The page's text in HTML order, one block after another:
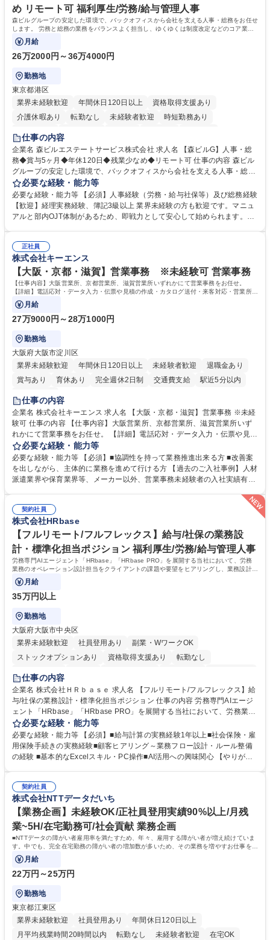
め リモート可 福利厚生/労務/給与管理人事
森ビルグループの安定した環境で、バックオフィスから会社を支える人事・総務をお任せ
します。 労務と総務の業務をバランスよく担当し、ゆくゆくは制度改定などのコア業務
にも挑戦できる、やりがいある環境です。
月給
26万2000円～36万4000円
勤務地
東京都港区
業界未経験歓迎
年間休日120日以上
資格取得支援あり
介護休暇あり
転勤なし 未経験者歓迎
時短勤務あり
経験者歓迎
完全週休2日制
交通費支給 長期歓迎 駅近5分以内 土日祝休み
仕事の内容
企業名 森ビルエステートサービス株式会社 求人名 【森ビルG】人事・総
務◆賞与5ヶ月◆年休120日◆残業少なめ◆リモート可 仕事の内容 森ビル
グループの安定した環境で、バックオフィスから会社を支える人事・総務
をお任せします。 労務と総務の業務をバランスよく担当し、ゆくゆくは制
度改定などのコア業務にも挑戦できる、やりがいある環境です。 ■勤怠管
理、給与計算、社会保険手続き、年末調整等の労務管理全般 ■入退社手続
き、社内規定の改定や人事制度改定などのコア業務 ■社内イベントの企画
でも質問・相談できる環境が整っているため、安心して成長できます。 募
集職種 【森ビルG】人事・総務◆賞与5ヶ月◆年休120日◆残業少なめ◆
リモート可
必要な経験・能力等
必要な経験・能力等 【必須】人事経験（労務・給与社保等）及び総務経験
【歓迎】経理実務経験、簿記3級以上 業界未経験の方も歓迎です。マニュ
アルと部内OJT体制があるため、即戦力として安心して始められます。
務に挑戦できるため、自身の成長と組織への貢献度をダイレクトに実感で
きます。 残業少なめ、週1日リモート可など、ワークライフバランスを保
ち長期活躍できる環境です。 「これまでの幅広い経験を活かし、長期的な
キャリアを築きたい」という前向きな意欲と挑戦を全力で応援します。 学
歴・資格 学歴：大学院 大学 高専 短大 専修学校 高校 語学力： 資格：日商
簿記検定1級 日商簿記検定2級 日商簿記検定3級
正社員
株式会社キーエンス
【大阪・京都・滋賀】営業事務 ※未経験可 営業事務
【仕事内容】大阪営業所、京都営業所、滋賀営業所いずれかにて営業事務をお任せ。
【詳細】電話応対・データ入力・伝票や見積の作成・カタログ送付・来客対応・営業所内
で発生する事務業務や業務改善をお任せ。
月給
27万9000円～28万1000円
勤務地
大阪府大阪市淀川区
業界未経験歓迎
年間休日120日以上 未経験者歓迎
退職金あり
賞与あり
育休あり 完全週休2日制 交通費支給
駅近5分以内
土日祝休み
仕事の内容
企業名 株式会社キーエンス 求人名 【大阪・京都・滋賀】営業事務 ※未経
験可 仕事の内容 【仕事内容】大阪営業所、京都営業所、滋賀営業所いず
れかにて営業事務をお任せ。 【詳細】電話応対・データ入力・伝票や見積
の作成・カタログ送付・来客対応・営業所内で発生する事務業務や業務改
善をお任せ。 【教育制度】ご入社後、育成担当とペアになりながらOJTに
て業務を覚えていただくことが可能です。業務システムがきちんと構築さ
れているため、スムーズに仕事に慣れることができる環境です。また、
常に改善を目指す風土のため、安心して業務に取り組んでいただけます。
募集職種 【大阪・京都・滋賀】営業事務 ※未経験可
必要な経験・能力等
必要な経験・能力等 【必須】■協調性を持って業務推進出来る方 ■改善案
を出しながら、主体的に業務を進めて行ける方 【過去のご入社事例】人材
派遣業界や保育業界等、メーカー以外、営業事務未経験者の入社実績有
により、キーエンスの付加価値向上に貢献します。ベースの定型業務に加
えて、お客様や社員の状況に合わせ、能動的なサポート、改善の動きも期
待され。組織を支えるスペシャリストとして、チームに貢献し、結果的に
社員から頼られる存在になることができます。平均19:30の退勤以降の業
務の持ち帰りも禁止されており、メリハリのある働き方となります。 学
歴・資格 学歴：大学院 大学 高専 短大 語学力： 資格：
契約社員
株式会社HRbase
【フルリモート/フルフレックス】給与/社保の業務設
計・標準化担当ポジション 福利厚生/労務/給与管理人事
労務専門AIエージェント「HRbase」「HRbase PRO」を展開する当社において、労務
業務のオペレーション設計担当をクライアントの課題や要望をヒアリングし、業務設計や
システム設定へと落とし込むポジションです。
月給
35万円以上
勤務地
大阪府大阪市中央区
業界未経験歓迎
社員登用あり
副業・WワークOK
ストックオプションあり
資格取得支援あり
転勤なし
時短勤務あり
服装自由
仕事の内容
企業名 株式会社ＨＲｂａｓｅ 求人名 【フルリモート/フルフレックス】給
与/社保の業務設計・標準化担当ポジション 仕事の内容 労務専門AIエージ
ェント「HRbase」「HRbase PRO」を展開する当社において、労務業務
のオペレーション設計担当をクライアントの課題や要望をヒアリングし、
業務設計やシステム設定へと落とし込むポジションです。 【具体的に
は】・業務オペレーション設計（要件定義/顧客ヒアリング/業務オペレー
ションの洗い出し、ルール整備、システム設定) ・業務マニュアル作成、
（年調等の年次業務など） 募集職種 【フルリモート/フルフレックス】給
与/社保の業務設計・標準化担当ポジション
必要な経験・能力等
必要な経験・能力等 【必須】■給与計算の実務経験1年以上■社会保険・雇
用保険手続きの実務経験■顧客ヒアリング～業務フロー設計・ルール整備
の経験 ■基本的なExcelスキル・PC操作■AI活用への興味関心 【やりが
る設計にとどまらず、ご自身が現場のエキスパートとしてオペレーション
を実行する機会もあり、実務と改善の両面でスキルを発揮できる環境で
す。 学歴・資格 学歴：大学院 大学 高専 短大 専修学校 高校 語学力： 資
格：
契約社員
株式会社NTTデータだいち
【業務企画】未経験OK/正社員登用実績90%以上/月残
業~5H/在宅勤務可/社会貢献 業務企画
■NTTデータの障がい者雇用率を満たすため、年々、雇用する障がい者が増え続けていま
す。中でも、完全在宅勤務の障がい者の増加数が多いため、その業務を増やすお仕事を担
っていただきます。
月給
22万円～25万円
勤務地
東京都江東区
業界未経験歓迎
社員登用あり
年間休日120日以上
月平均残業時間20時間以内
転勤なし 未経験者歓迎 在宅OK